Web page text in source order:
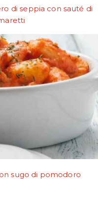
di seppia con sauté di
sugo di pomodoro